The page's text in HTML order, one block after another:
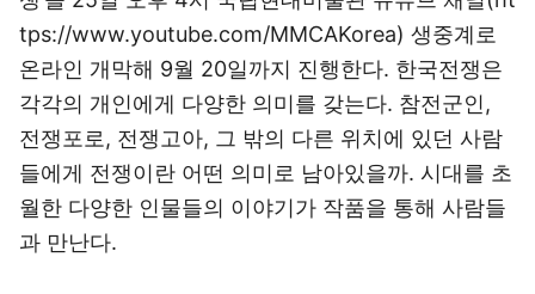
tps://www.youtube.com/MMCAKorea) 생중계로
온라인 개막해 9월 20일까지 진행한다. 한국전쟁은
각각의 개인에게 다양한 의미를 갖는다. 참전군인,
전쟁포로, 전쟁고아, 그 밖의 다른 위치에 있던 사람
들에게 전쟁이란 어떤 의미로 남아있을까. 시대를 초
월한 다양한 인물들의 이야기가 작품을 통해 사람들
과 만난다.